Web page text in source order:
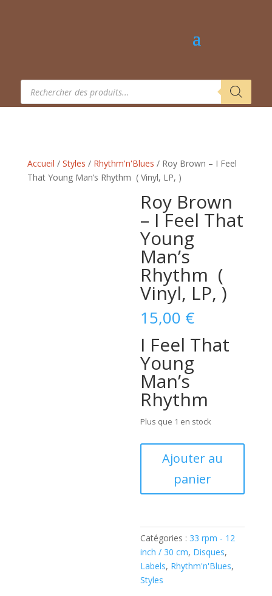
Recherche
produits
Accueil / Styles / Rhythm'n'Blues / Roy Brown – I Feel
That Young Man’s Rhythm ‎ ( Vinyl, LP, )
Roy Brown
– I Feel That
Young
Man’s
Rhythm ‎ (
Vinyl, LP, )
15,00 €
I Feel That
Young
Man’s
Rhythm
Plus que 1 en stock
Brown
Feel
That
Young
Man's
Rhythm
Ajouter au
panier
Catégories : 33 rpm - 12
inch / 30 cm, Disques,
Labels, Rhythm'n'Blues,
Styles